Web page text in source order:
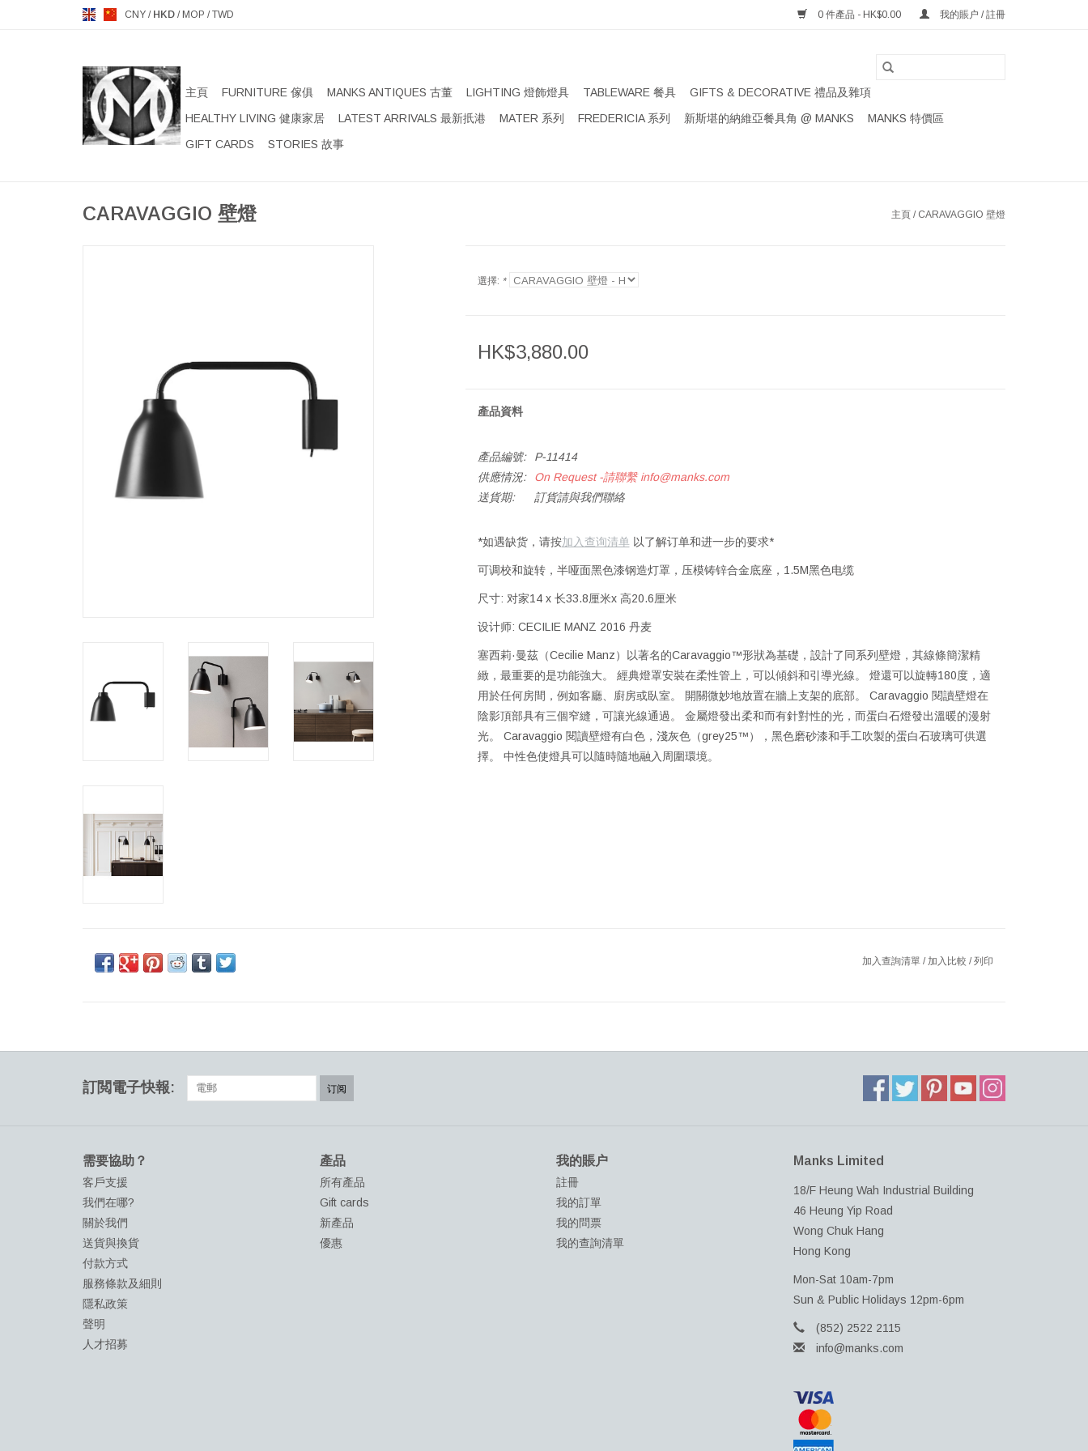
CNY / HKD / MOP /TWD 0 件產品 - HK$0.00 我的賬户 / 註冊
主頁 FURNITURE 傢俱 MANKS ANTIQUES 古董 LIGHTING 燈飾燈具 TABLEWARE 餐具
GIFTS & DECORATIVE 禮品及雜項
HEALTHY LIVING 健康家居
LATEST ARRIVALS 最新扺港 MATER 系列 FREDERICIA 系列 新斯堪的納維亞餐具角 @ MANKS
MANKS 特價區
GIFT CARDS
STORIES 故事
CARAVAGGIO 壁燈 主頁 / CARAVAGGIO 壁燈
選擇: *
HK$3,880.00
產品資料
產品編號:
P-11414
供應情況:
On Request -請聯繫info@manks.com
送貨期:
訂貨請與我們聯絡
*如遇缺货，请按加入查询清单以了解订单和进一步的要求*
可调校和旋转，半哑面黑色漆钢造灯罩，压模铸锌合金底座，1.5M黑色电缆
尺寸: 对家14 x 长33.8厘米x 高20.6厘米
设计师: CECILIE MANZ 2016 丹麦
塞西莉·曼茲（Cecilie Manz）以著名的Caravaggio™形狀為基礎，設計了同系列壁燈，其線條簡潔精
緻，最重要的是功能強大。 經典燈罩安裝在柔性管上，可以傾斜和引導光線。 燈還可以旋轉180度，適
用於任何房間，例如客廳、廚房或臥室。 開關微妙地放置在牆上支架的底部。 Caravaggio 閱讀壁燈在
陰影頂部具有三個窄縫，可讓光線通過。 金屬燈發出柔和而有針對性的光，而蛋白石燈發出溫暖的漫射
光。 Caravaggio 閱讀壁燈有白色，淺灰色（grey25™），黑色磨砂漆和手工吹製的蛋白石玻璃可供選
擇。 中性色使燈具可以隨時隨地融入周圍環境。
加入查詢清單 / 加入比較 /列印
訂閲電子快報: 订阅
需要協助？
客戶支援
我們在哪?
關於我們
送貨與換貨
付款方式
服務條款及細則
隱私政策
聲明
人才招募
產品
所有產品
Gift cards
新產品
優惠
我的賬户
註冊
我的訂單
我的問票
我的查詢清單
Manks Limited
18/F Heung Wah Industrial Building
46 Heung Yip Road
Wong Chuk Hang
Hong Kong
Mon-Sat 10am-7pm
Sun & Public Holidays 12pm-6pm
(852) 2522 2115
info@manks.com